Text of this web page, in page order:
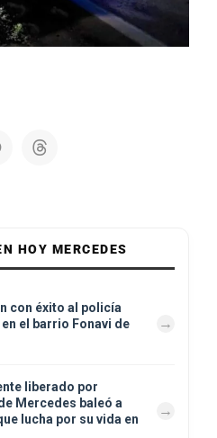
HOY MERCEDES
con éxito al policía
en el barrio Fonavi de
liberado por
Mercedes baleó a
lucha por su vida en